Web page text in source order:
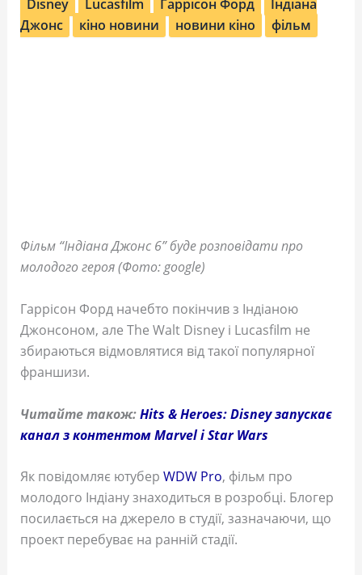
Disney Lucasfilm Гаррісон Форд
Індіана
Джонс
кіно новини новини кіно фільм
Фільм “Індіана Джонс 6” буде розповідати про
молодого героя (Фото: google)
Гаррісон Форд начебто покінчив з Індіаною
Джонсоном, але The Walt Disney і Lucasfilm не
збираються відмовлятися від такої популярної
франшизи.
Читайте також:Hits & Heroes: Disney запускає
канал з контентом Marvel і Star Wars
Як повідомляє ютубер WDW Pro, фільм про
молодого Індіану знаходиться в розробці. Блогер
посилається на джерело в студії, зазначаючи, що
проект перебуває на ранній стадії.